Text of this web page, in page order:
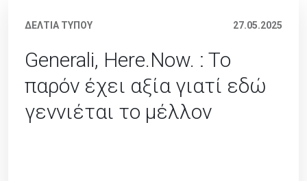
ΔΕΛΤΙΑ ΤΥΠΟΥ 27.05.2025
Generali, Here.Now. : To
παρόν έχει αξία γιατί εδώ
γεννιέται το μέλλον